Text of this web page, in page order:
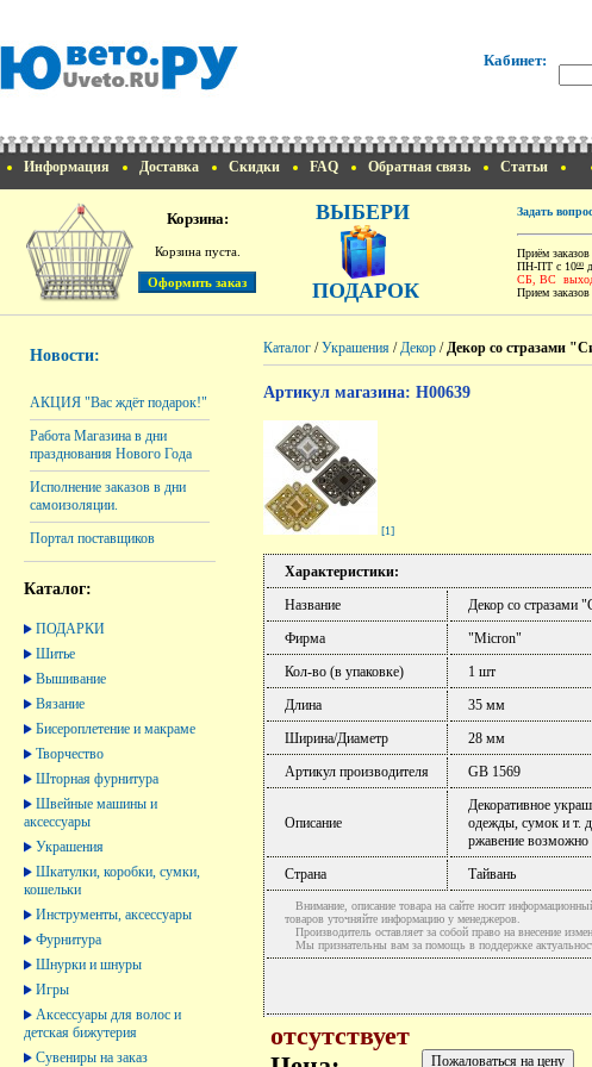
Кабинет:
Информация Доставка Скидки FAQ Обратная связь Статьи
Корзина:
Корзина пуста.
ВЫБЕРИ
ПОДАРОК
Задать
Приём
ПН-ПТ с 1000
СБ, ВС
Прием заказов
Новости:
АКЦИЯ "Вас ждёт подарок!"
Работа Магазина в дни
празднования Нового Года
Исполнение заказов в дни
самоизоляции.
Портал поставщиков
Каталог:
ПОДАРКИ
Шитье
Вышивание
Вязание
Бисероплетение и макраме
Творчество
Шторная фурнитура
Швейные машины и
аксессуары
Украшения
Шкатулки, коробки, сумки,
кошельки
Инструменты, аксессуары
Фурнитура
Шнурки и шнуры
Игры
Аксессуары для волос и
детская бижутерия
Сувениры на заказ
Каталог /Украшения /Декор /Декор со стразами
Артикул магазина: H00639
[1]
Характеристики:
Название
Декор со стразами
Фирма
"Micron"
Кол-во (в упаковке)
1 шт
Длина
35 мм
Ширина/Диаметр
28 мм
Артикул производителя
GB 1569
Описание
Декоративное
одежды, сумок и т.
ржавение возможно
Страна
Тайвань
Внимание, описание товара на сайте носит
товаров уточняйте информацию у менеджеров.
Производитель оставляет за собой право на внесение
Мы признательны вам за помощь в поддержке
отсутствует